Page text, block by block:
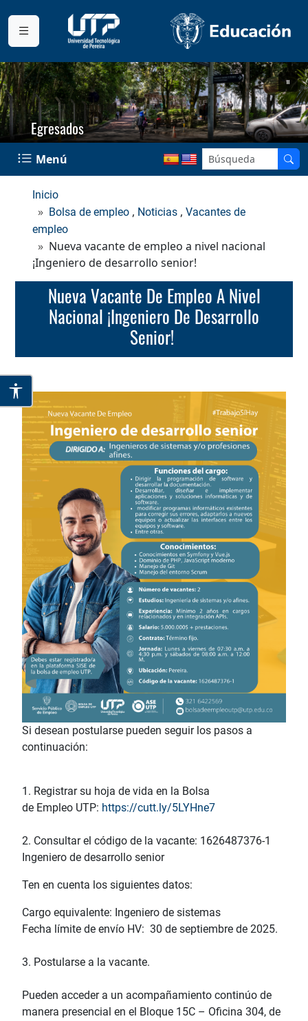
Egresados
Menú
Inicio
Bolsa de empleo , Noticias , Vacantes de
empleo
Nueva vacante de empleo a nivel nacional
¡Ingeniero de desarrollo senior!
Nueva Vacante De Empleo A Nivel
Nacional ¡Ingeniero De Desarrollo
Senior!
Si desean postularse pueden seguir los pasos a
continuación:
1. Registrar su hoja de vida en la Bolsa
de Empleo UTP: https://cutt.ly/5LYHne7
2. Consultar el código de la vacante: 1626487376-1
Ingeniero de desarrollo senior
Ten en cuenta los siguientes datos:
Cargo equivalente: Ingeniero de sistemas
Fecha límite de envío HV: 30 de septiembre de 2025.
3. Postularse a la vacante.
Pueden acceder a un acompañamiento continúo de
manera presencial en el Bloque 15C – Oficina 304, de